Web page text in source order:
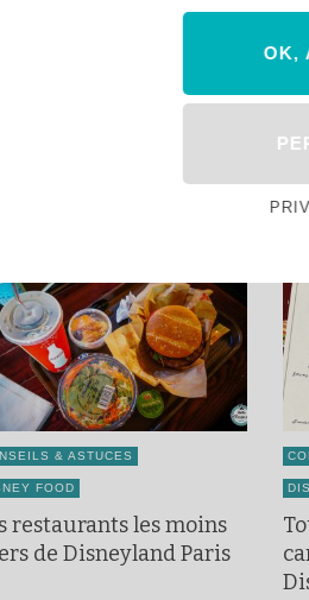
!
& ASTUCES
FOOD
restaurants les moins
de Disneyland Paris
OK,